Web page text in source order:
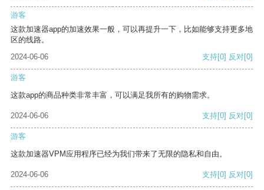
游客
这款加速器app的加速效果一般，可以再提升一下，比如能够支持更多地
区的线路。
2024-06-06
支持[0] 反对[0]
游客
这款app的商品种类非常丰富，可以满足我所有的购物需求。
2024-06-06 支持[0] 反对[0]
游客
这款加速器VPM应用程序已经为我们带来了无限的隐私和自由。
2024-06-06 支持[0] 反对[0]